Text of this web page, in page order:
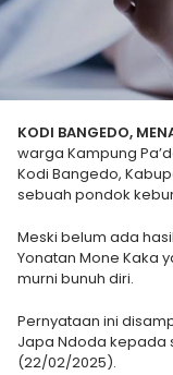
KODI BANGEDO,
warga Kampung
Kodi Bangedo,
sebuah pondok
Meski belum ada
Yonatan Mone Kaka
murni bunuh diri.
Pernyataan ini
Japa Ndoda kepada
(22/02/2025).